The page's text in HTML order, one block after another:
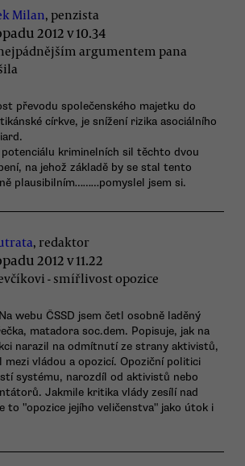
Milan, penzista
2012 v 10.34
argumentem pana
převodu společenského majetku do
církve, je snížení rizika asociálního
kriminelních sil těchto dvou
na jehož základě by se stal tento
plausibilním………pomyslel jsem si.
, redaktor
2012 v 11.22
- smířlivost opozice
webu ČSSD jsem četl osobně laděný
matadora soc.dem. Popisuje, jak na
narazil na odmítnutí ze strany aktivistů,
vládou a opozicí. Opoziční politici
systému, narozdíl od aktivistů nebo
Jakmile kritika vlády zesílí nad
to "opozice jejího veličenstva" jako útok i